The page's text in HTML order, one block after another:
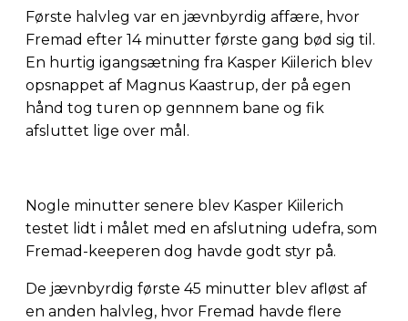
Første halvleg var en jævnbyrdig affære, hvor
Fremad efter 14 minutter første gang bød sig til.
En hurtig igangsætning fra Kasper Kiilerich blev
opsnappet af Magnus Kaastrup, der på egen
hånd tog turen op gennnem bane og fik
afsluttet lige over mål.
Nogle minutter senere blev Kasper Kiilerich
testet lidt i målet med en afslutning udefra, som
Fremad-keeperen dog havde godt styr på.
De jævnbyrdig første 45 minutter blev afløst af
en anden halvleg, hvor Fremad havde flere